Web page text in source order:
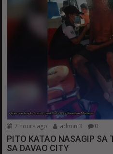
7 hours ago admin 3 0
PITO KATAO NASAGIP SA
SA DAVAO CITY